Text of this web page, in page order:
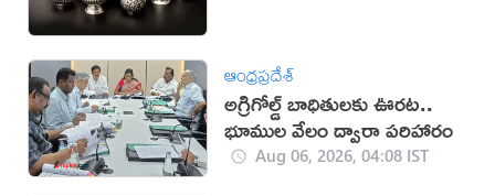
ఆంధ్రప్రదేశ్
అగ్రిగోల్డ్ బాధితులకు ఊరట..
భూముల వేలం ద్వారా పరిహారం
Aug 06, 2026, 04:08 IST